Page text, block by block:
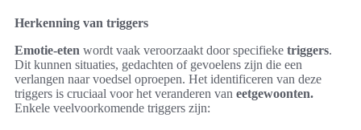
Herkenning van triggers
Emotie-eten wordt vaak veroorzaakt door specifieke triggers.
Dit kunnen situaties, gedachten of gevoelens zijn die een
verlangen naar voedsel oproepen. Het identificeren van deze
triggers is cruciaal voor het veranderen van eetgewoonten.
Enkele veelvoorkomende triggers zijn: